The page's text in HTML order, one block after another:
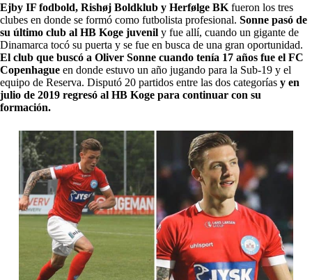
Ejby IF fodbold, Rishøj Boldklub y Herfølge BK fueron los tres
clubes en donde se formó como futbolista profesional. Sonne pasó de
su último club al HB Koge juvenil y fue allí, cuando un gigante de
Dinamarca tocó su puerta y se fue en busca de una gran oportunidad.
El club que buscó a Oliver Sonne cuando tenía 17 años fue el FC
Copenhague en donde estuvo un año jugando para la Sub-19 y el
equipo de Reserva. Disputó 20 partidos entre las dos categorías y en
julio de 2019 regresó al HB Koge para continuar con su
formación.